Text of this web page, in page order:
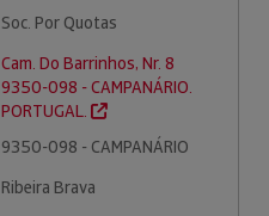
Soc. Por Quotas
Cam. Do Barrinhos, Nr. 8
9350-098 - CAMPANÁRIO.
PORTUGAL.
9350-098 - CAMPANÁRIO
Ribeira Brava